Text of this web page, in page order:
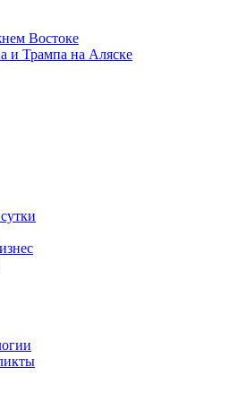
Востоке
и Трампа на Аляске